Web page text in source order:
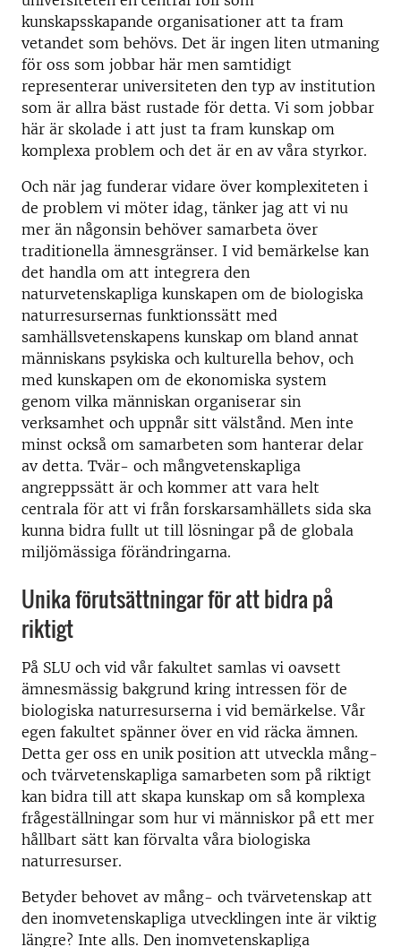
kunskapsskapande organisationer att ta fram
vetandet som behövs. Det är ingen liten utmaning
för oss som jobbar här men samtidigt
representerar universiteten den typ av institution
som är allra bäst rustade för detta. Vi som jobbar
här är skolade i att just ta fram kunskap om
komplexa problem och det är en av våra styrkor.
Och när jag funderar vidare över komplexiteten i
de problem vi möter idag, tänker jag att vi nu
mer än någonsin behöver samarbeta över
traditionella ämnesgränser. I vid bemärkelse kan
det handla om att integrera den
naturvetenskapliga kunskapen om de biologiska
naturresursernas funktionssätt med
samhällsvetenskapens kunskap om bland annat
människans psykiska och kulturella behov, och
med kunskapen om de ekonomiska system
genom vilka människan organiserar sin
verksamhet och uppnår sitt välstånd. Men inte
minst också om samarbeten som hanterar delar
av detta. Tvär- och mångvetenskapliga
angreppssätt är och kommer att vara helt
centrala för att vi från forskarsamhällets sida ska
kunna bidra fullt ut till lösningar på de globala
miljömässiga förändringarna.
Unika förutsättningar för att bidra på
riktigt
På SLU och vid vår fakultet samlas vi oavsett
ämnesmässig bakgrund kring intressen för de
biologiska naturresurserna i vid bemärkelse. Vår
egen fakultet spänner över en vid räcka ämnen.
Detta ger oss en unik position att utveckla mång-
och tvärvetenskapliga samarbeten som på riktigt
kan bidra till att skapa kunskap om så komplexa
frågeställningar som hur vi människor på ett mer
hållbart sätt kan förvalta våra biologiska
naturresurser.
Betyder behovet av mång- och tvärvetenskap att
den inomvetenskapliga utvecklingen inte är viktig
längre? Inte alls. Den inomvetenskapliga